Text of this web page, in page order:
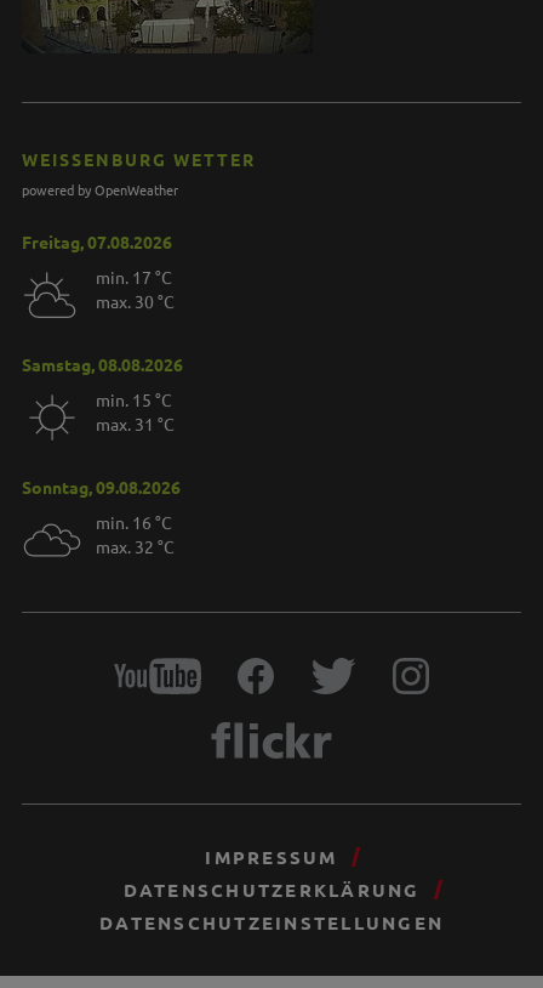
WEISSENBURG WETTER
powered by OpenWeather
Freitag, 07.08.2026
min. 17 °C
max. 30 °C
Samstag, 08.08.2026
min. 15 °C
max. 31 °C
Sonntag, 09.08.2026
min. 16 °C
max. 32 °C
IMPRESSUM
DATENSCHUTZERKLÄRUNG
DATENSCHUTZEINSTELLUNGEN